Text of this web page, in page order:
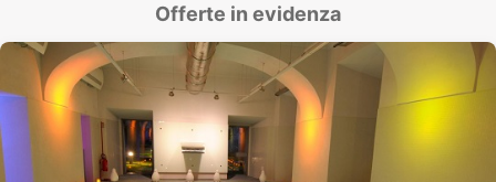
Offerte in evidenza